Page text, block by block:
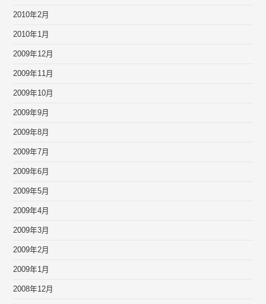
2010年2月
2010年1月
2009年12月
2009年11月
2009年10月
2009年9月
2009年8月
2009年7月
2009年6月
2009年5月
2009年4月
2009年3月
2009年2月
2009年1月
2008年12月